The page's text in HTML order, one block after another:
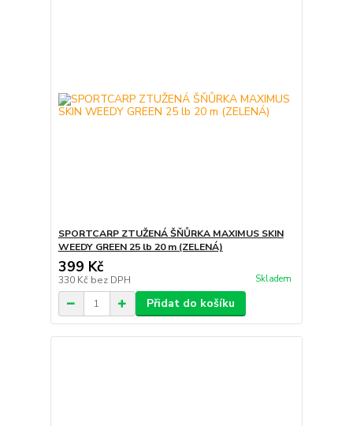
SPORTCARP ZTUŽENÁ ŠŇŮRKA MAXIMUS SKIN
WEEDY GREEN 25 lb 20 m (ZELENÁ)
399 Kč
330 Kč bez DPH Skladem
Přidat do košíku